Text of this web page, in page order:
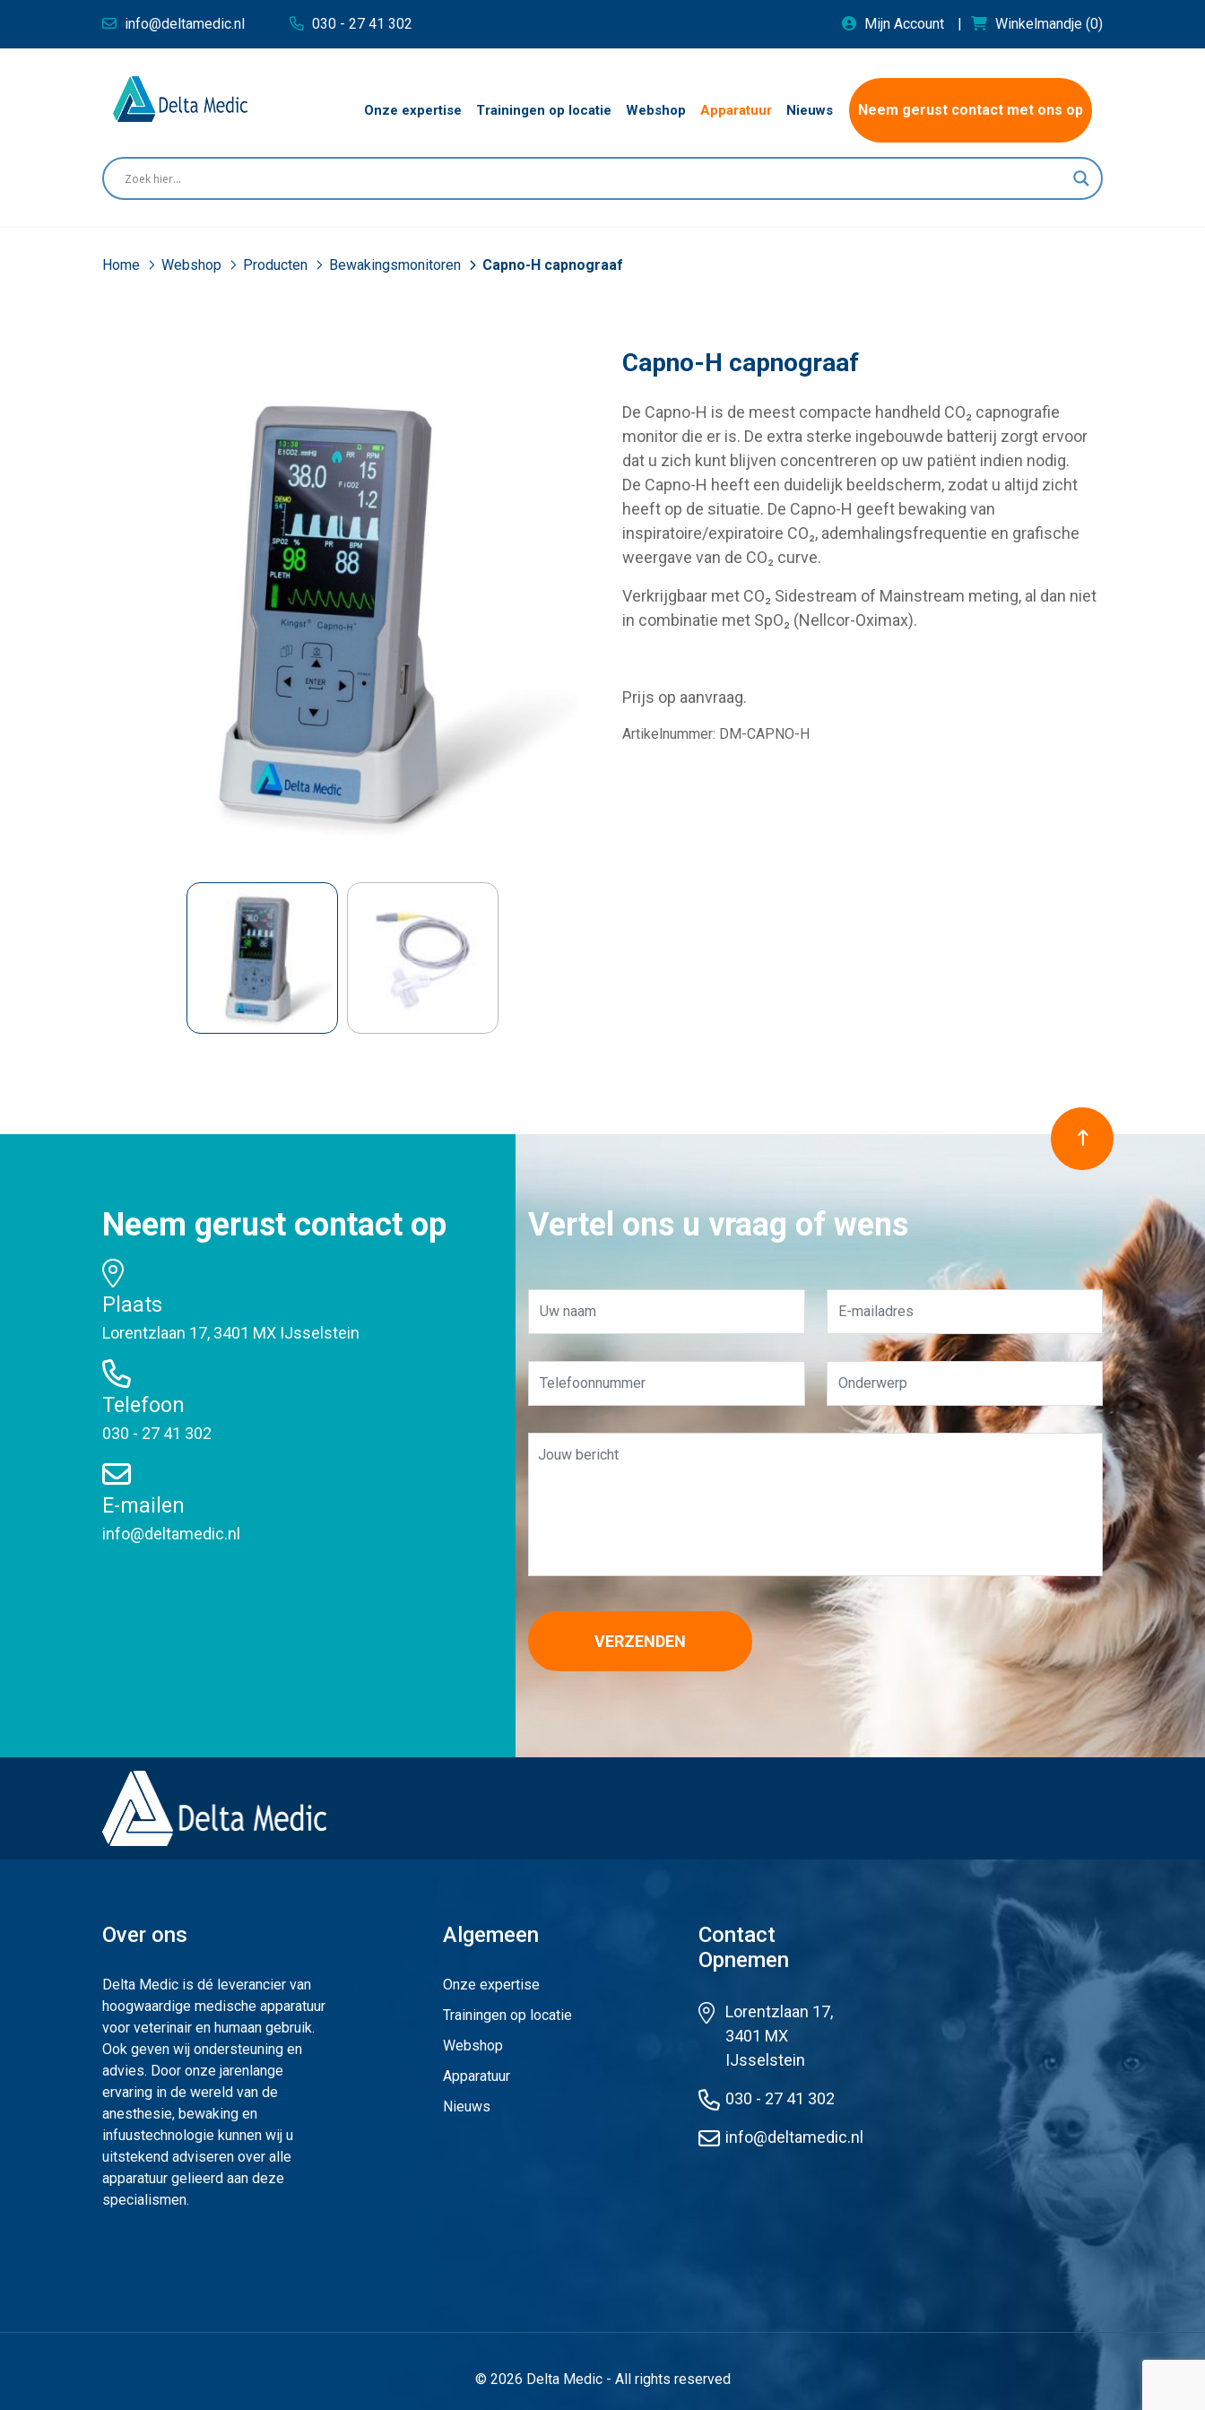
info@deltamedic.nl 030 - 27 41 302 Mijn Account Winkelmandje (0)
Onze expertise Trainingen op locatie Webshop Apparatuur Nieuws Neem gerust contact met ons op
Home Webshop Producten Bewakingsmonitoren Capno-H capnograaf
Capno-H capnograaf
De Capno-H is de meest compacte handheld CO₂ capnografie
monitor die er is. De extra sterke ingebouwde batterij zorgt ervoor
dat u zich kunt blijven concentreren op uw patiënt indien nodig.
De Capno-H heeft een duidelijk beeldscherm, zodat u altijd zicht
heeft op de situatie. De Capno-H geeft bewaking van
inspiratoire/expiratoire CO₂, ademhalingsfrequentie en grafische
weergave van de CO₂ curve.
Verkrijgbaar met CO₂ Sidestream of Mainstream meting, al dan niet
in combinatie met SpO₂ (Nellcor-Oximax).
Prijs op aanvraag.
Artikelnummer: DM-CAPNO-H
Neem gerust contact op
Plaats
Lorentzlaan 17, 3401 MX IJsselstein
Telefoon
030 - 27 41 302
E-mailen
info@deltamedic.nl
Vertel ons u vraag of wens
VERZENDEN
Over ons
Delta Medic is dé leverancier van
hoogwaardige medische apparatuur
voor veterinair en humaan gebruik.
Ook geven wij ondersteuning en
advies. Door onze jarenlange
ervaring in de wereld van de
anesthesie, bewaking en
infuustechnologie kunnen wij u
uitstekend adviseren over alle
apparatuur gelieerd aan deze
specialismen.
Algemeen
Onze expertise
Trainingen op locatie
Webshop
Apparatuur
Nieuws
Contact
Opnemen
Lorentzlaan 17,
3401 MX
IJsselstein
030 - 27 41 302
info@deltamedic.nl
© 2026 Delta Medic - All rights reserved